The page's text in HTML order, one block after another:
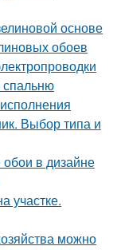
основе
обоев
спальню
Выбор типа и
в дизайне
участке.
можно